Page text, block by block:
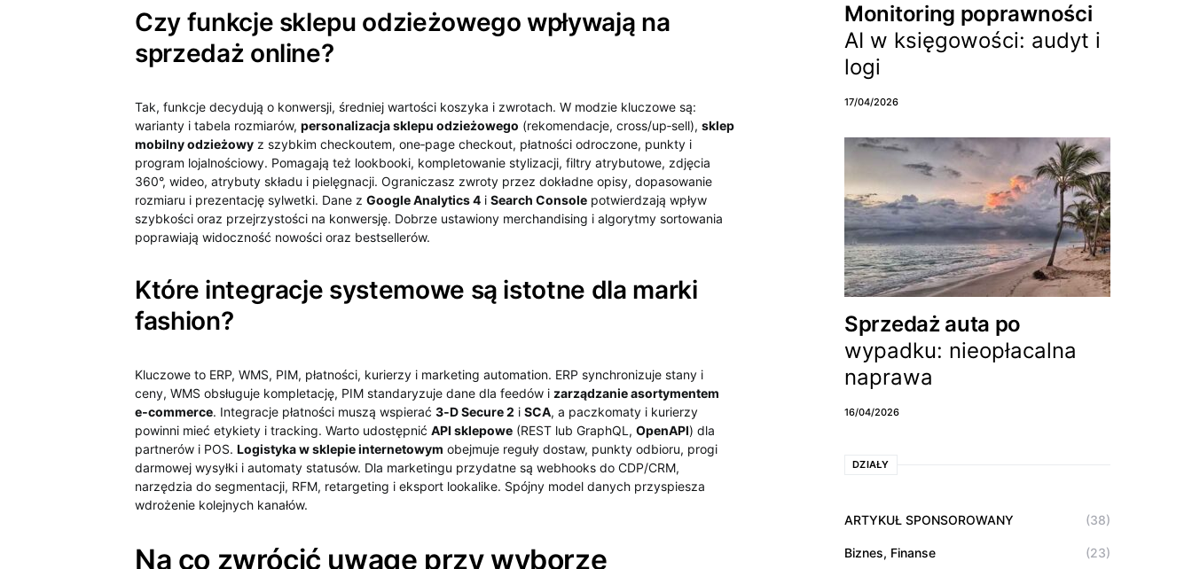
Czy funkcje sklepu odzieżowego wpływają na
sprzedaż online?
Tak, funkcje decydują o konwersji, średniej wartości koszyka i zwrotach. W modzie kluczowe są:
warianty i tabela rozmiarów, personalizacja sklepu odzieżowego (rekomendacje, cross/up‑sell), sklep
mobilny odzieżowy z szybkim checkoutem, one‑page checkout, płatności odroczone, punkty i
program lojalnościowy. Pomagają też lookbooki, kompletowanie stylizacji, filtry atrybutowe, zdjęcia
360°, wideo, atrybuty składu i pielęgnacji. Ograniczasz zwroty przez dokładne opisy, dopasowanie
rozmiaru i prezentację sylwetki. Dane z Google Analytics 4 i Search Console potwierdzają wpływ
szybkości oraz przejrzystości na konwersję. Dobrze ustawiony merchandising i algorytmy sortowania
poprawiają widoczność nowości oraz bestsellerów.
Które integracje systemowe są istotne dla marki
fashion?
Kluczowe to ERP, WMS, PIM, płatności, kurierzy i marketing automation. ERP synchronizuje stany i
ceny, WMS obsługuje kompletację, PIM standaryzuje dane dla feedów i zarządzanie asortymentem
e‑commerce. Integracje płatności muszą wspierać 3‑D Secure 2 i SCA, a paczkomaty i kurierzy
powinni mieć etykiety i tracking. Warto udostępnić API sklepowe (REST lub GraphQL, OpenAPI) dla
partnerów i POS. Logistyka w sklepie internetowym obejmuje reguły dostaw, punkty odbioru, progi
darmowej wysyłki i automaty statusów. Dla marketingu przydatne są webhooks do CDP/CRM,
narzędzia do segmentacji, RFM, retargeting i eksport lookalike. Spójny model danych przyspiesza
wdrożenie kolejnych kanałów.
Na co zwrócić uwagę przy wyborze
Monitoring poprawności
AI w księgowości: audyt i
logi
17/04/2026
Sprzedaż auta po
wypadku: nieopłacalna
naprawa
16/04/2026
DZIAŁY
ARTYKUŁ SPONSOROWANY (38)
Biznes, Finanse (23)